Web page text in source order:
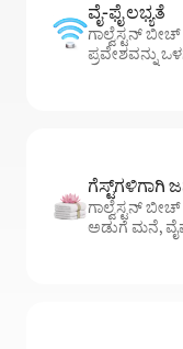
ವೈ-ಫೈ ಲಭ್ಯತೆ
ಗಾಲ್ವೆಸ್ಟನ್
ಪ್ರವೇಶವನ್ನು
ಗಾಲ್ವೆಸ್ಟನ್
ಅಡುಗೆ ಮನೆ,